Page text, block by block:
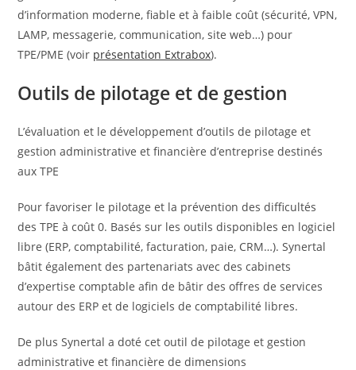
d’information moderne, fiable et à faible coût (sécurité, VPN,
LAMP, messagerie, communication, site web…) pour
TPE/PME (voir présentation Extrabox).
Outils de pilotage et de gestion
L’évaluation et le développement d’outils de pilotage et
gestion administrative et financière d’entreprise destinés
aux TPE
Pour favoriser le pilotage et la prévention des difficultés
des TPE à coût 0. Basés sur les outils disponibles en logiciel
libre (ERP, comptabilité, facturation, paie, CRM…). Synertal
bâtit également des partenariats avec des cabinets
d’expertise comptable afin de bâtir des offres de services
autour des ERP et de logiciels de comptabilité libres.
De plus Synertal a doté cet outil de pilotage et gestion
administrative et financière de dimensions